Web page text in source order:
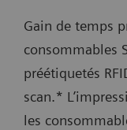
Gain de temps
consommables
préétiquetés
scan.*
les